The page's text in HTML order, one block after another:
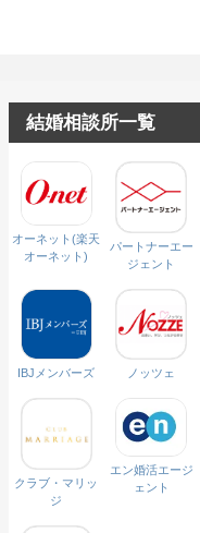
結婚相談所一覧
オーネット(楽天
オーネット)
パートナーエー
ジェント
IBJメンバーズ ノッツェ
クラブ・マリッ
ジ
エン婚活エージ
ェント